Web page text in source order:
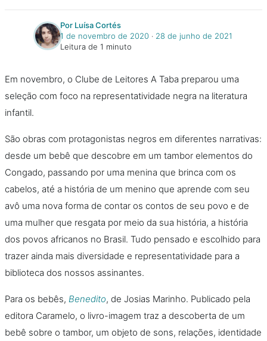
Por Luísa Cortés
1 de novembro de 2020‧ 28 de junho de 2021
Leitura de 1 minuto
Em novembro, o Clube de Leitores A Taba preparou uma
seleção com foco na representatividade negra na literatura
infantil.
São obras com protagonistas negros em diferentes narrativas:
desde um bebê que descobre em um tambor elementos do
Congado, passando por uma menina que brinca com os
cabelos, até a história de um menino que aprende com seu
avô uma nova forma de contar os contos de seu povo e de
uma mulher que resgata por meio da sua história, a história
dos povos africanos no Brasil. Tudo pensado e escolhido para
trazer ainda mais diversidade e representatividade para a
biblioteca dos nossos assinantes.
Para os bebês, Benedito, de Josias Marinho. Publicado pela
editora Caramelo, o livro-imagem traz a descoberta de um
bebê sobre o tambor, um objeto de sons, relações, identidade